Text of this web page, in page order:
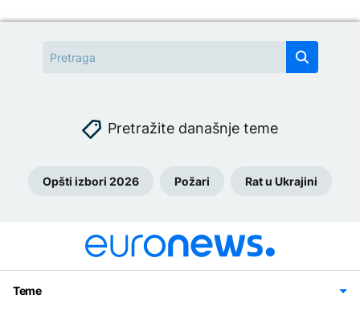
Pretražite današnje teme
Opšti izbori 2026 Požari Rat u Ukrajini
Teme